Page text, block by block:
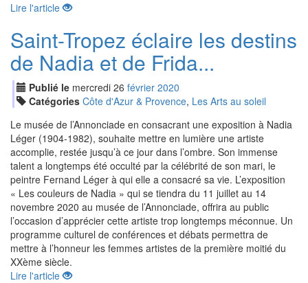
Lire l'article
Saint-Tropez éclaire les destins
de Nadia et de Frida...
Publié le mercredi 26 février 2020
Catégories Côte d'Azur & Provence, Les Arts au soleil
Le musée de l’Annonciade en consacrant une exposition à Nadia
Léger (1904-1982), souhaite mettre en lumière une artiste
accomplie, restée jusqu’à ce jour dans l’ombre. Son immense
talent a longtemps été occulté par la célébrité de son mari, le
peintre Fernand Léger à qui elle a consacré sa vie. L’exposition
« Les couleurs de Nadia » qui se tiendra du 11 juillet au 14
novembre 2020 au musée de l’Annonciade, offrira au public
l’occasion d’apprécier cette artiste trop longtemps méconnue. Un
programme culturel de conférences et débats permettra de
mettre à l’honneur les femmes artistes de la première moitié du
XXème siècle.
Lire l'article